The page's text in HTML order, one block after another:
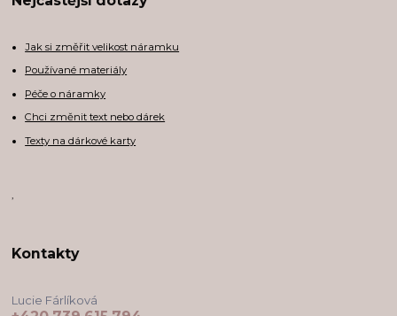
Jak si změřit velikost náramku
Používané materiály
Péče o náramky
Chci změnit text nebo dárek
Texty na dárkové karty
,
Kontakty
Lucie Fárlíková